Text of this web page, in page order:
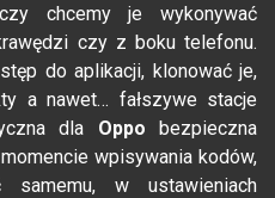
chcemy je wykonywać
czy z boku telefonu.
do aplikacji, klonować je,
a nawet… fałszywe stacje
dla Oppobezpieczna
wpisywania kodów,
w ustawieniach